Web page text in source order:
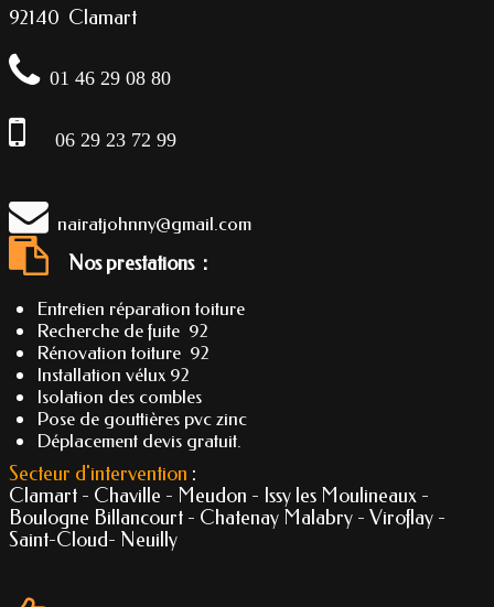
92140 Clamart
01 46 29 08 80
06 29 23 72 99
nairatjohnny@gmail.com
Nos prestations :
Entretien réparation toiture
Recherche de fuite 92
Rénovation toiture 92
Installation vélux 92
Isolation des combles
Pose de gouttières pvc zinc
Déplacement devis gratuit.
Secteur d'intervention :
Clamart - Chaville - Meudon - Issy les Moulineaux -
Boulogne Billancourt - Chatenay Malabry - Viroflay -
Saint-Cloud- Neuilly